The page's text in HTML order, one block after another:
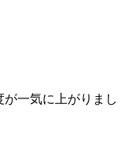
一気に上がりまし